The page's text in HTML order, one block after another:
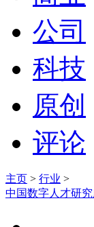
公司
科技
原创
评论
主页 > 行业 >
中国数字人才研